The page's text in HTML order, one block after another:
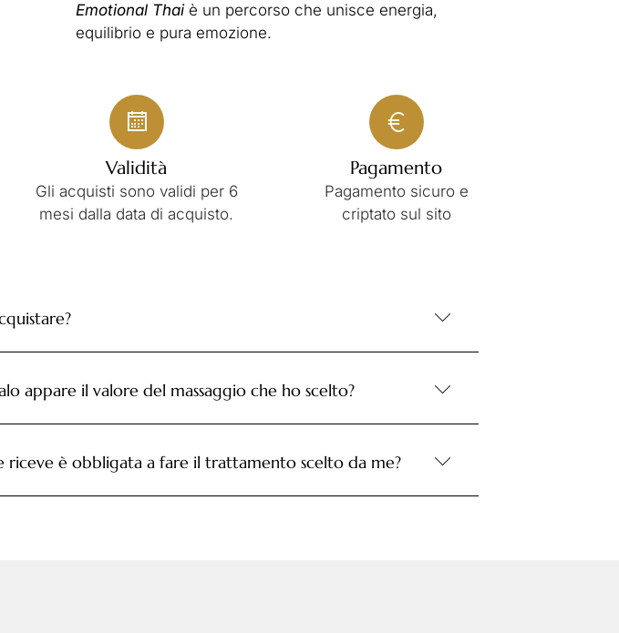
Emotional Thaiè un percorso che unisce energia,
equilibrio e pura emozione.
Validità
Gli acquisti sono validi per 6
mesi dalla data di acquisto.
Pagamento
Pagamento sicuro e
criptato sul sito
appare il valore del massaggio che ho scelto?
riceve è obbligata a fare il trattamento scelto da me?